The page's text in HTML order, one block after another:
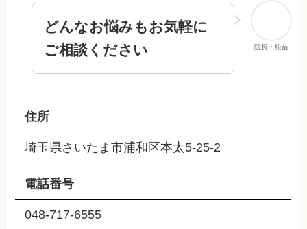
院長：松苗
どんなお悩みもお気軽に
ご相談ください
住所
埼玉県さいたま市浦和区本太5-25-2
電話番号
048-717-6555